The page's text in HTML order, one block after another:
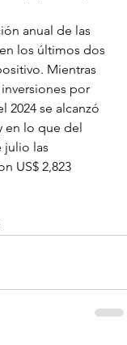
anual de las
los últimos dos
Mientras
por
2024 se alcanzó
en lo que del
julio las
US$ 2,823